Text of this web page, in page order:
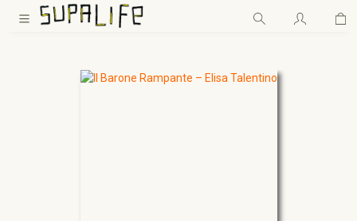
Zum Hauptinhalt springen